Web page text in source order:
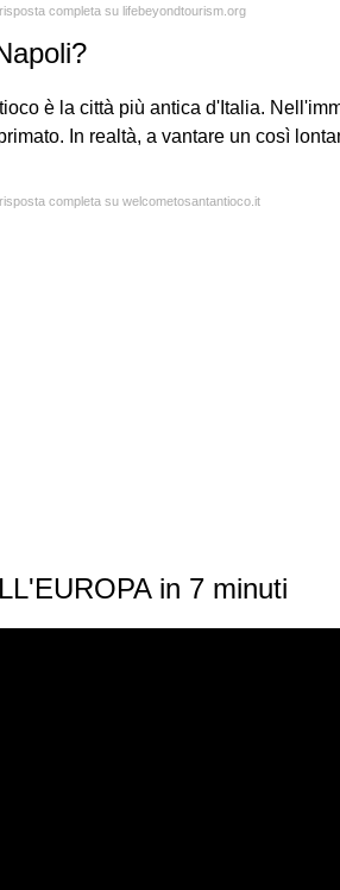
completa su lifebeyondtourism.org
è la città più antica d'Italia.
In realtà, a vantare un così
completa su welcometosantantioco.it
in 7 minuti